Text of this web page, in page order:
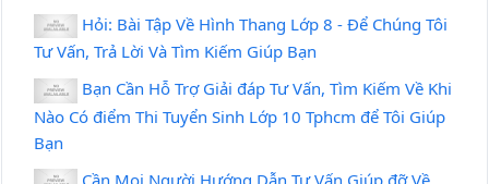
Hỏi: Bài Tập Về Hình Thang Lớp 8 - Để Chúng Tôi
Tư Vấn, Trả Lời Và Tìm Kiếm Giúp Bạn
Bạn Cần Hỗ Trợ Giải đáp Tư Vấn, Tìm Kiếm Về Khi
Nào Có điểm Thi Tuyển Sinh Lớp 10 Tphcm để Tôi Giúp
Bạn
Cần Mọi Người Hướng Dẫn Tư Vấn Giúp đỡ Về